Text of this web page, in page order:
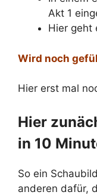
Akt 1
Hier geht
Wird noch
Hier erst mal
Hier
in 10
So ein
anderen dafür,